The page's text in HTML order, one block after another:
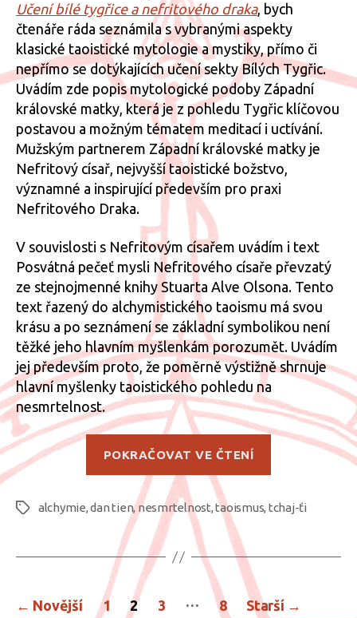
Učení bílé tygřice a nefritového draka, bych
čtenáře ráda seznámila s vybranými aspekty
klasické taoistické mytologie a mystiky, přímo či
nepřímo se dotýkajících učení sekty Bílých Tygřic.
Uvádím zde popis mytologické podoby Západní
královské matky, která je z pohledu Tygřic klíčovou
postavou a možným tématem meditací i uctívání.
Mužským partnerem Západní královské matky je
Nefritový císař, nejvyšší taoistické božstvo,
významné a inspirující především pro praxi
Nefritového Draka.
V souvislosti s Nefritovým císařem uvádím i text
Posvátná pečeť mysli Nefritového císaře převzatý
ze stejnojmenné knihy Stuarta Alve Olsona. Tento
text řazený do alchymistického taoismu má svou
krásu a po seznámení se základní symbolikou není
těžké jeho hlavním myšlenkám porozumět. Uvádím
jej především proto, že poměrně výstižně shrnuje
hlavní myšlenky taoistického pohledu na
nesmrtelnost.
POKRAČOVAT VE ČTENÍ
„Taoismus
Štítkyalchymie,dan tien, nesmrtelnost,taoismus, tchaj-ťi
Stránkování
← Novější 1 2 3 … 8 Starší →